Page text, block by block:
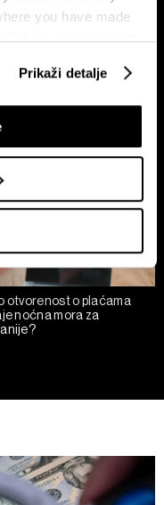
you have made
your consent
geographical
scanning it for
data is processed
section
ARENA SPORT
Privolu možete u bilo
Prikaži detalje
u eru instant plaćanja:
otvorenost o plaćama
noćna mora za